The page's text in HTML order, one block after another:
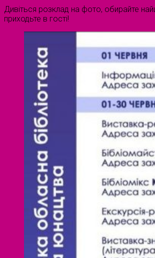
Дивіться розклад на фото, обирайте
приходьте в гості!